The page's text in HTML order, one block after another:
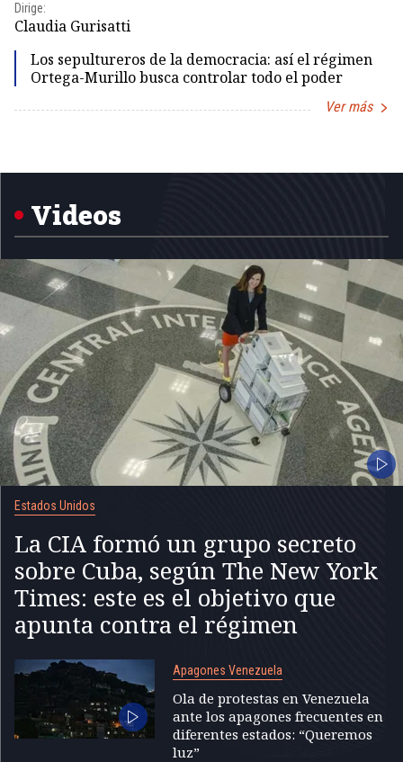
Dirige:
Claudia Gurisatti
Los sepultureros de la democracia: así el régimen
Ortega-Murillo busca controlar todo el poder
Ver más
5
Videos
Estados Unidos
La CIA formó un grupo secreto
sobre Cuba, según The New York
Times: este es el objetivo que
apunta contra el régimen
Apagones Venezuela
Ola de protestas en Venezuela
ante los apagones frecuentes en
diferentes estados: “Queremos
luz”